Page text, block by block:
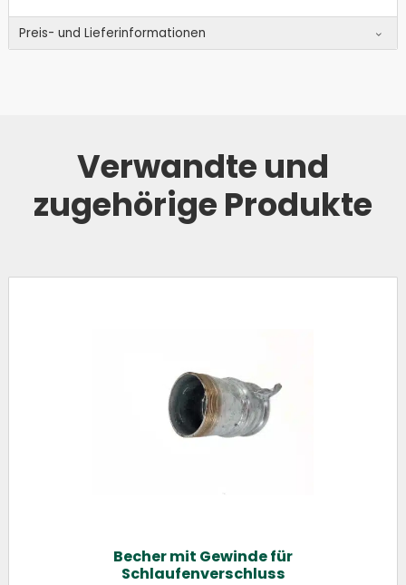
Preis- und Lieferinformationen
Verwandte und
zugehörige Produkte
Becher mit Gewinde für
Schlaufenverschluss